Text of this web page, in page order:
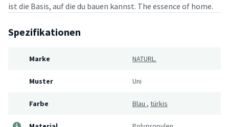
ist die Basis, auf die du bauen kannst. The essence of home.
Spezifikationen
Marke NATURL.
Muster Uni
Farbe Blau , türkis